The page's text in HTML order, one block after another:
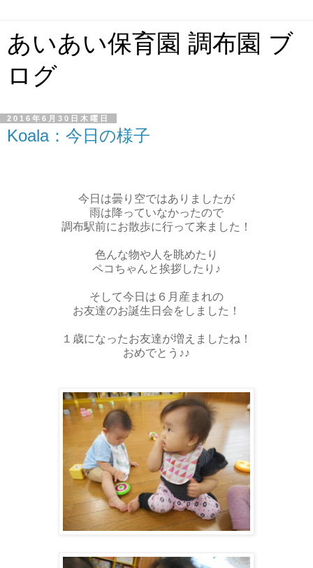
あいあい保育園 調布園 ブ
ログ
2016年6月30日木曜日
Koala：今日の様子
今日は曇り空ではありましたが
雨は降っていなかったので
調布駅前にお散歩に行って来ました！
色んな物や人を眺めたり
ペコちゃんと挨拶したり♪
そして今日は６月産まれの
お友達のお誕生日会をしました！
１歳になったお友達が増えましたね！
おめでとう♪♪